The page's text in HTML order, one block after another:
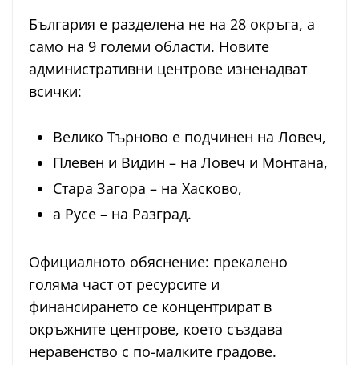
България е разделена не на 28 окръга, а
само на 9 големи области. Новите
административни центрове изненадват
всички:
Велико Търново е подчинен на Ловеч,
Плевен и Видин – на Ловеч и Монтана,
Стара Загора – на Хасково,
а Русе – на Разград.
Официалното обяснение: прекалено
голяма част от ресурсите и
финансирането се концентрират в
окръжните центрове, което създава
неравенство с по-малките градове.